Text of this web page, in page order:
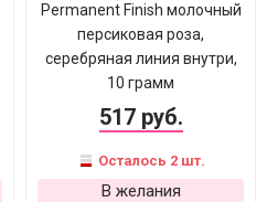
Permanent Finish молочный
персиковая роза,
серебряная линия внутри,
10 грамм
517 руб.
Осталось 2 шт.
В желания